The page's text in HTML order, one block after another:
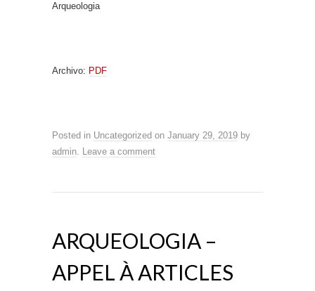
Arqueologia
Archivo: PDF
Posted in Uncategorized on January 29, 2019 by
admin. Leave a comment
ARQUEOLOGIA –
APPEL À ARTICLES